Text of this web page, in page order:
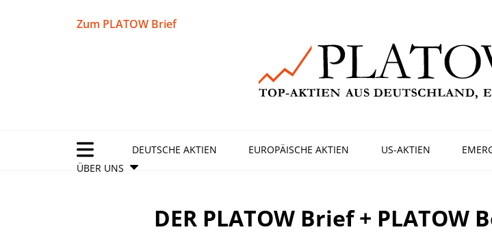
Zum PLATOW Brief
DEUTSCHE AKTIEN EUROPÄISCHE AKTIEN US-AKTIEN
ÜBER UNS
DER PLATOW Brief + PLATOW